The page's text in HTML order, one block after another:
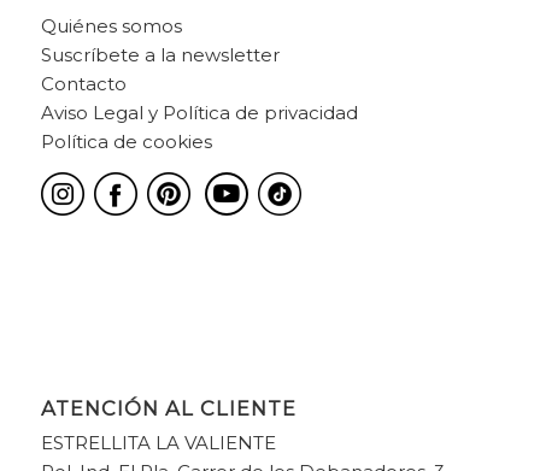
Quiénes somos
Suscríbete a la newsletter
Contacto
Aviso Legal y Política de privacidad
Política de cookies
ATENCIÓN AL CLIENTE
ESTRELLITA LA VALIENTE